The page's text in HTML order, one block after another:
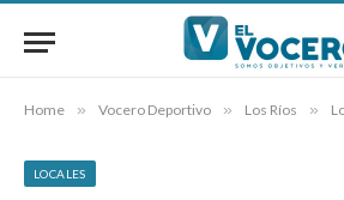
Home » Vocero Deportivo » Los Ríos »
LOCALES